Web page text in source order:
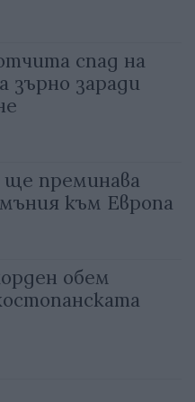
спад на
зърно заради
ще преминава
към Европа
обем